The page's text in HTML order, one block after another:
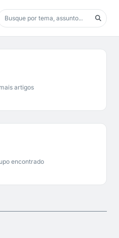
artigos
encontrado